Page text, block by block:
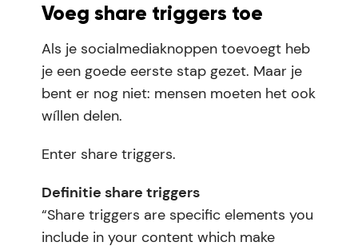
Voeg share triggers toe
Als je socialmediaknoppen toevoegt heb
je een goede eerste stap gezet. Maar je
bent er nog niet: mensen moeten het ook
wíllen delen.
Enter share triggers.
Definitie share triggers
“Share triggers are specific elements you
include in your content which make